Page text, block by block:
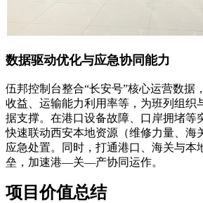
数据驱动优化与应急协同能力
伍邦控制台整合“长安号”核心运营数据
收益、运输能力利用率等，为班列组织
据支撑。在港口设备故障、口岸拥堵等
快速联动西安本地资源（维修力量、海
应急处置。同时，打通港口、海关与本
垒，加速港—关—产协同运作。
项目价值总结